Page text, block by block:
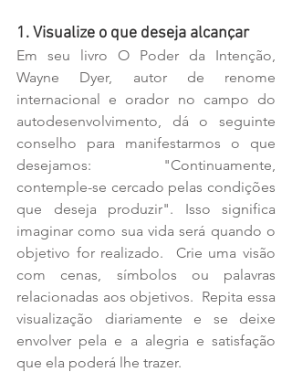
1. Visualize o que deseja alcançar
Em seu livro O Poder da Intenção,
Wayne Dyer, autor de renome
internacional e orador no campo do
autodesenvolvimento, dá o seguinte
conselho para manifestarmos o que
desejamos: "Continuamente,
contemple-se cercado pelas condições
que deseja produzir". Isso significa
imaginar como sua vida será quando o
objetivo for realizado.  Crie uma visão
com cenas, símbolos ou palavras
relacionadas aos objetivos.  Repita essa
visualização diariamente e se deixe
envolver pela e a alegria e satisfação
que ela poderá lhe trazer.